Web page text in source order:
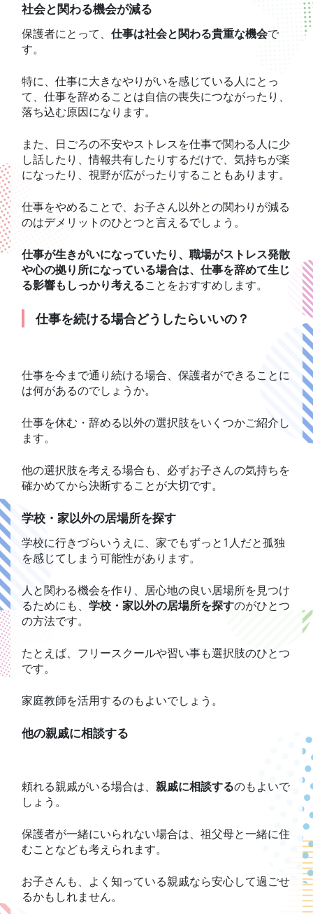
社会と関わる機会が減る
保護者にとって、 仕事は社会と関わる貴重な機会で
す。
特に、仕事に大きなやりがいを感じている人にとっ
て、仕事を辞めることは自信の喪失につながったり、
落ち込む原因になります。
また、日ごろの不安やストレスを仕事で関わる人に少
し話したり、情報共有したりするだけで、気持ちが楽
になったり、視野が広がったりすることもあります。
仕事をやめることで、お子さん以外との関わりが減る
のはデメリットのひとつと言えるでしょう。
仕事が生きがいになっていたり、職場がストレス発散
や心の拠り所になっている場合は、仕事を辞めて生じ
る影響もしっかり考えることをおすすめします。
仕事を続ける場合どうしたらいいの？
仕事を今まで通り続ける場合、保護者ができることに
は何があるのでしょうか。
仕事を休む・辞める以外の選択肢をいくつかご紹介し
ます。
他の選択肢を考える場合も、必ずお子さんの気持ちを
確かめてから決断することが大切です。
学校・家以外の居場所を探す
学校に行きづらいうえに、家でもずっと1人だと孤独
を感じてしまう可能性があります。
人と関わる機会を作り、居心地の良い居場所を見つけ
るためにも、 学校・家以外の居場所を探すのがひとつ
の方法です。
たとえば、フリースクールや習い事も選択肢のひとつ
です。
家庭教師を活用するのもよいでしょう。
他の親戚に相談する
頼れる親戚がいる場合は、 親戚に相談するのもよいで
しょう。
保護者が一緒にいられない場合は、祖父母と一緒に住
むことなども考えられます。
お子さんも、よく知っている親戚なら安心して過ごせ
るかもしれません。